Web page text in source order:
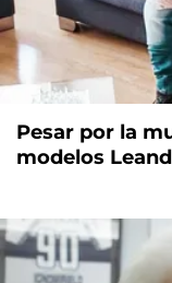
Pesar por la
modelos